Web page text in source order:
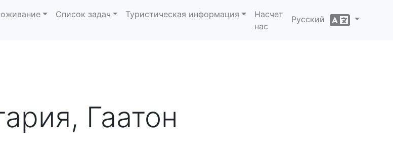
Список задач Туристическая информация
Насчет
нас
Русский
Гаатон